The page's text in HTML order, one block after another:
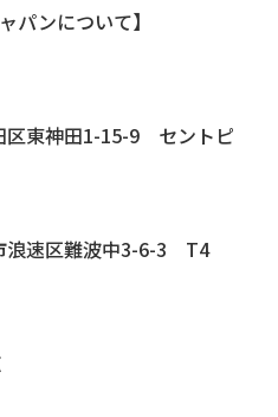
パンについて】
東神田1-15-9 セントピ
浪速区難波中3-6-3 T4